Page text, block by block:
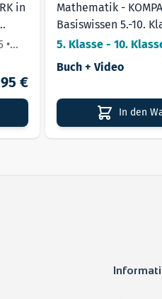
in
•
€
Mathematik -
Basiswissen 5.-10.
5. Klasse - 10.
Lieferbar
Buch + Video
In den